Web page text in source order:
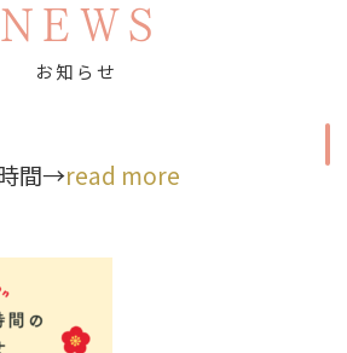
NEWS
お知らせ
間→read more